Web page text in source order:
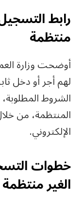
رابط
منتظمة
أوضحت وزارة
لهم أجر أو دخل
الشروط
المنتظمة، من
الإلكتروني.
خطوات
الغير منتظمة 2026